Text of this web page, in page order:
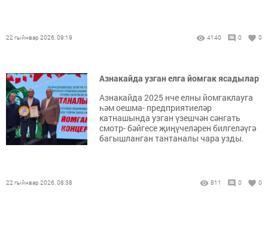
22 гыйнвар 2026, 09:19 4140 0 0
Азнакайда узган елга йомгак ясадылар
Азнакайда 2025 нче елны йомгаклауга
һәм оешма- предприятиеләр
катнашында узган үзешчән сәнгать
смотр- бәйгесе җиңүчеләрен билгеләүгә
багышланган тантаналы чара узды.
22 гыйнвар 2026, 08:38 811 0 0